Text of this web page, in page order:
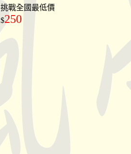
挑戰全國最低價
$250